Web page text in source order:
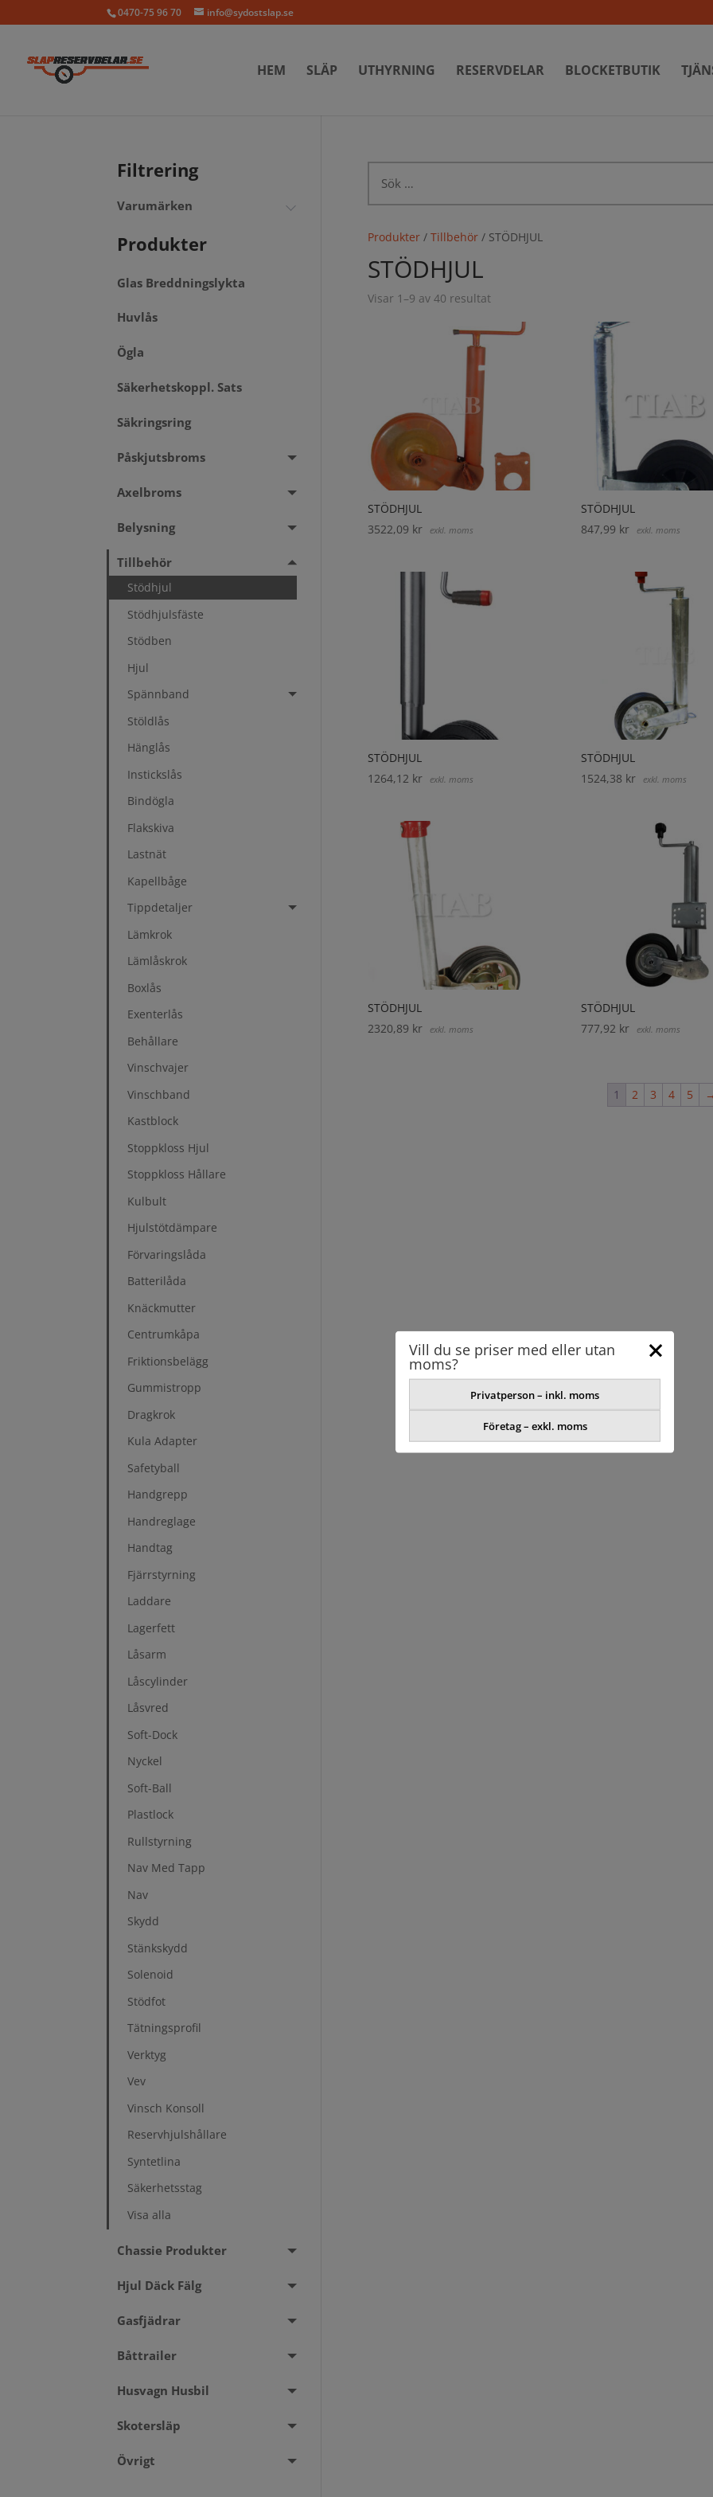
0470-75 96 70 info@sydostslap.se
HEM SLÄP UTHYRNING RESERVDELAR BLOCKETBUTIK
efter:
Produkter /Tillbehör / STÖDHJUL
STÖDHJUL
Visar 1–9 av 40 resultat
STÖDHJUL
3522,09 kr exkl. moms
STÖDHJUL
847,99 kr exkl. moms
STÖDHJUL
1264,12 kr exkl. moms
STÖDHJUL
1524,38 kr exkl. moms
STÖDHJUL
2320,89 kr exkl. moms
STÖDHJUL
777,92 kr exkl. moms
1 2 3 4 5
Filtrering
Varumärken
Produkter
Glas Breddningslykta
Huvlås
Ögla
Säkerhetskoppl. Sats
Säkringsring
Påskjutsbroms
Axelbroms
Belysning
Tillbehör
Stödhjul
Stödhjulsfäste
Stödben
Hjul
Spännband
Stöldlås
Hänglås
Instickslås
Bindögla
Flakskiva
Lastnät
Kapellbåge
Tippdetaljer
Lämkrok
Lämlåskrok
Boxlås
Exenterlås
Behållare
Vinschvajer
Vinschband
Kastblock
Stoppkloss Hjul
Stoppkloss Hållare
Kulbult
Hjulstötdämpare
Förvaringslåda
Batterilåda
Knäckmutter
Centrumkåpa
Friktionsbelägg
Gummistropp
Dragkrok
Kula Adapter
Safetyball
Handgrepp
Handreglage
Handtag
Fjärrstyrning
Laddare
Lagerfett
Låsarm
Låscylinder
Låsvred
Soft-Dock
Nyckel
Soft-Ball
Plastlock
Rullstyrning
Nav Med Tapp
Nav
Skydd
Stänkskydd
Solenoid
Stödfot
Tätningsprofil
Verktyg
Vev
Vinsch Konsoll
Reservhjulshållare
Syntetlina
Säkerhetsstag
Visa alla
Chassie Produkter
Hjul Däck Fälg
Gasfjädrar
Båttrailer
Husvagn Husbil
Skotersläp
Övrigt
Vill du se priser med eller utan
moms?
Privatperson – inkl. moms
Företag – exkl. moms